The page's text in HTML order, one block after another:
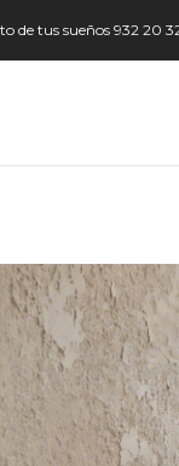
de tus sueños 932 20